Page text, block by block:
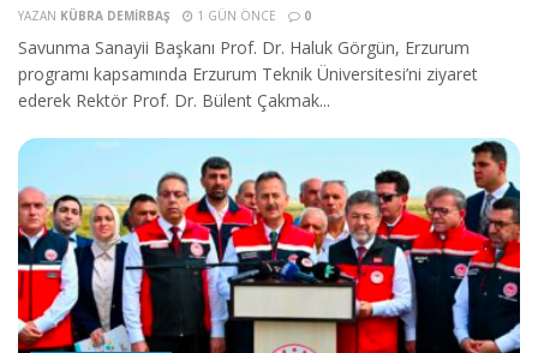
YAZAN KÜBRA DEMIRBAŞ 1 GÜN ÖNCE 0
Savunma Sanayii Başkanı Prof. Dr. Haluk Görgün, Erzurum
programı kapsamında Erzurum Teknik Üniversitesi’ni ziyaret
ederek Rektör Prof. Dr. Bülent Çakmak...